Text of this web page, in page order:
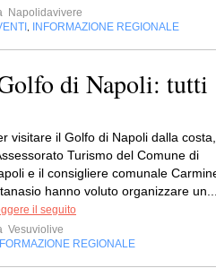
Napolidavivere
INFORMAZIONE REGIONALE
di Napoli: tutti
visitare il Golfo di Napoli dalla costa,
Turismo del Comune di
e il consigliere comunale
hanno voluto organizzare
il seguito
Vesuviolive
REGIONALE